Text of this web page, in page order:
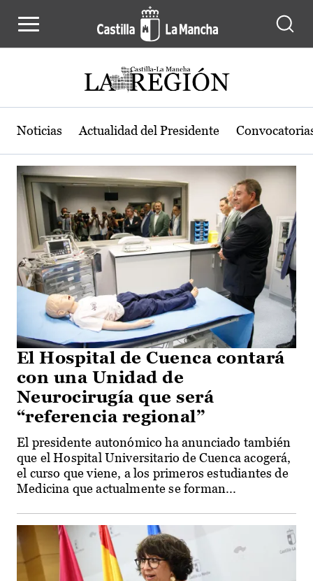
Actualidad de la región de Castilla-
Noticias Actualidad del Presidente
El Hospital de Cuenca contará
con una Unidad de
Neurocirugía que será
“referencia regional”
El presidente autonómico ha anunciado también
que el Hospital Universitario de Cuenca acogerá,
el curso que viene, a los primeros estudiantes de
Medicina que actualmente se forman...